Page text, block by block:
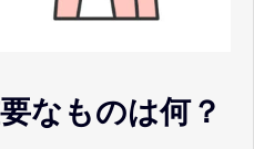
なものは何？